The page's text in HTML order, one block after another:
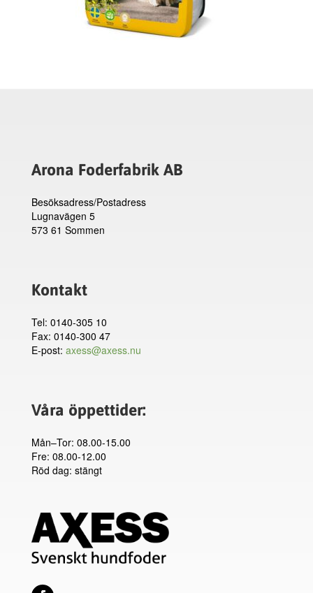
Arona Foderfabrik AB
Besöksadress/Postadress
Lugnavägen 5
573 61 Sommen
Kontakt
Tel: 0140-305 10
Fax: 0140-300 47
E-post: axess@axess.nu
Våra öppettider:
Mån–Tor: 08.00-15.00
Fre: 08.00-12.00
Röd dag: stängt